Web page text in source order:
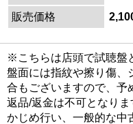
販売価格
※こちらは店頭で試聴盤
盤面には指紋や擦り傷、
合もございますので、予
返品/返金は不可となり
かじめ行い、一般的な中